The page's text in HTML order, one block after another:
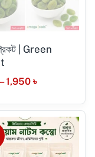
| Green
– 1,950 ৳